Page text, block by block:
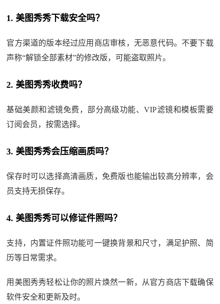
1. 美图秀秀下载安全吗？
官方渠道的版本经过应用商店审核，无恶意代码。不要下载
声称“解锁全部素材”的修改版，可能盗取照片。
2. 美图秀秀收费吗？
基础美颜和滤镜免费，部分高级功能、VIP滤镜和模板需要
订阅会员，按需选择。
3. 美图秀秀会压缩画质吗？
保存时可以选择高清画质，免费版也能输出较高分辨率，会
员支持无损保存。
4. 美图秀秀可以修证件照吗？
支持，内置证件照功能可一键换背景和尺寸，满足护照、简
历等日常需求。
用美图秀秀轻松让你的照片焕然一新，从官方商店下载确保
软件安全和更新及时。